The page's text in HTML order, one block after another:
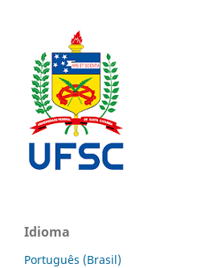
Idioma
Português (Brasil)